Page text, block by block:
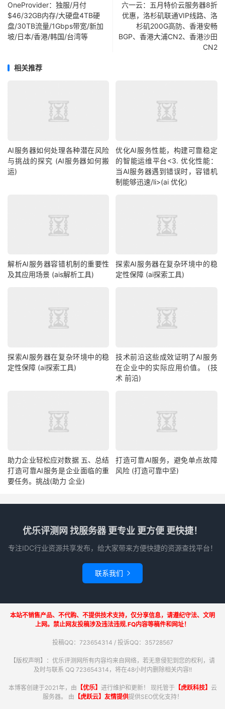
OneProvider：独服/月付
$46/32GB内存/大硬盘4TB硬
盘/30TB流量/1Gbps带宽/新加
坡/日本/香港/韩国/台湾等
六一云：五月特价云服务器8折
优惠，洛杉矶联通VIP线路、洛
杉矶200G高防、香港安畅
BGP、香港大浦CN2、香港沙田
CN2
相关推荐
AI服务器如何处理各种潜在风险
与挑战的探究 (AI服务器如何搬
运)
优化AI服务性能，构建可靠稳定
的智能运维平台<3. 优化性能：
当AI服务器遇到错误时，容错机
制能够迅速/li>(ai 优化)
解析AI服务器容错机制的重要性
及其应用场景 (ais解析工具)
探索AI服务器在复杂环境中的稳
定性保障 (ai探索工具)
探索AI服务器在复杂环境中的稳
定性保障 (ai探索工具)
技术前沿这些成效证明了AI服务
在企业中的实际应用价值。 (技
术 前沿)
助力企业轻松应对数据 五、总结
打造可靠AI服务是企业面临的重
要任务。挑战(助力 企业)
打造可靠AI服务，避免单点故障
风险 (打造可靠中坚)
优乐评测网 找服务器 更专业 更方便 更快捷！
专注IDC行业资源共享发布，给大家带来方便快捷的资源查找平台！
联系我们 
本站不销售产品、不代购、不提供技术支持，仅分享信息，请遵纪守法、文明
上网。禁止网友投稿涉及违法违规.FQ内容等稿件和网址！
投稿QQ：723654314 / 投诉QQ：35728567
【版权声明】：优乐评测网所有内容均来自网络，若无意侵犯到您的权利，请
及时与联系 QQ 723654314，将在48小时内删除相关内容!!
本博客创建于2021年，由 【优乐】 进行维护和更新！ 现托管于【虎跃科技】 云
服务器。 由 【虎跃云】友情提供提供SEO优化支持！